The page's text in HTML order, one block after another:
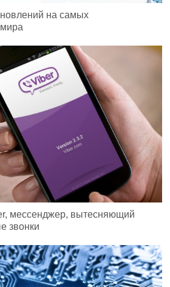
на самых
мессенджер, вытесняющий
звонки